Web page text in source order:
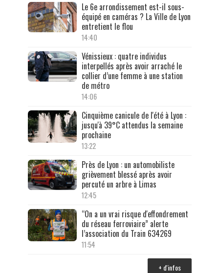
Le 6e arrondissement est-il sous-
équipé en caméras ? La Ville de Lyon
entretient le flou
14:40
Vénissieux : quatre individus
interpellés après avoir arraché le
collier d’une femme à une station
de métro
14:06
Cinquième canicule de l'été à Lyon :
jusqu'à 39°C attendus la semaine
prochaine
13:22
Près de Lyon : un automobiliste
grièvement blessé après avoir
percuté un arbre à Limas
12:45
“On a un vrai risque d'effondrement
du réseau ferroviaire” alerte
l’association du Train 634269
11:54
+ d'infos